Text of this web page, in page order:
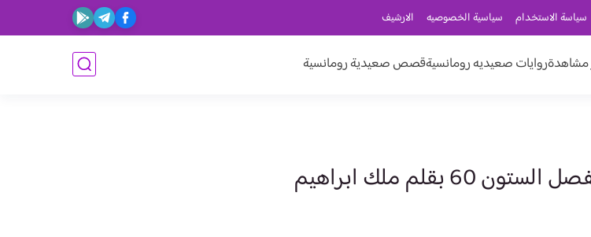
سياسة الاستخدام سياسية الخصوصيه الارشيف
مشاهدةروايات صعيديه رومانسيةقصص صعيدية رومانسية
ملك ابراهيم